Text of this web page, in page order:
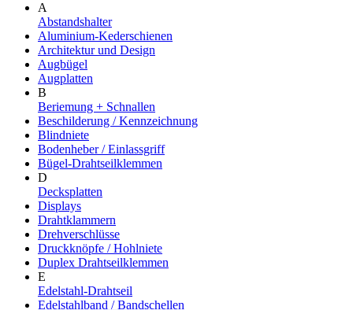
A
Abstandshalter
Aluminium-Kederschienen
Architektur und Design
Augbügel
Augplatten
B
Beriemung + Schnallen
Beschilderung / Kennzeichnung
Blindniete
Bodenheber / Einlassgriff
Bügel-Drahtseilklemmen
D
Decksplatten
Displays
Drahtklammern
Drehverschlüsse
Druckknöpfe / Hohlniete
Duplex Drahtseilklemmen
E
Edelstahl-Drahtseil
Edelstahlband / Bandschellen